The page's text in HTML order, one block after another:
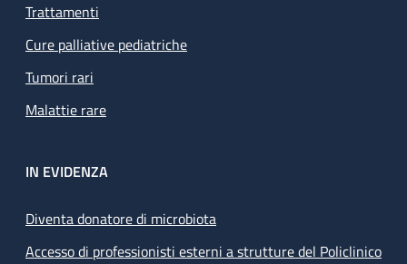
Trattamenti
Cure palliative pediatriche
Tumori rari
Malattie rare
IN EVIDENZA
Diventa donatore di microbiota
Accesso di professionisti esterni a strutture del Policlinico